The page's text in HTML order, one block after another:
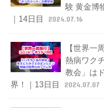
験 黄金博
｜14日目
2024.07.16
【世界一
熱病ワク
教会」は
界！｜13日目
2024.07.07